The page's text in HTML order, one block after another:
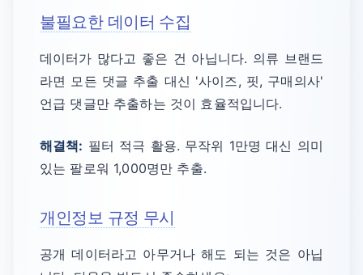
불필요한 데이터 수집
데이터가 많다고 좋은 건 아닙니다. 의류 브랜드
라면 모든 댓글 추출 대신 '사이즈, 핏, 구매의사'
언급 댓글만 추출하는 것이 효율적입니다.
해결책: 필터 적극 활용. 무작위 1만명 대신 의미
있는 팔로워 1,000명만 추출.
개인정보 규정 무시
공개 데이터라고 아무거나 해도 되는 것은 아닙